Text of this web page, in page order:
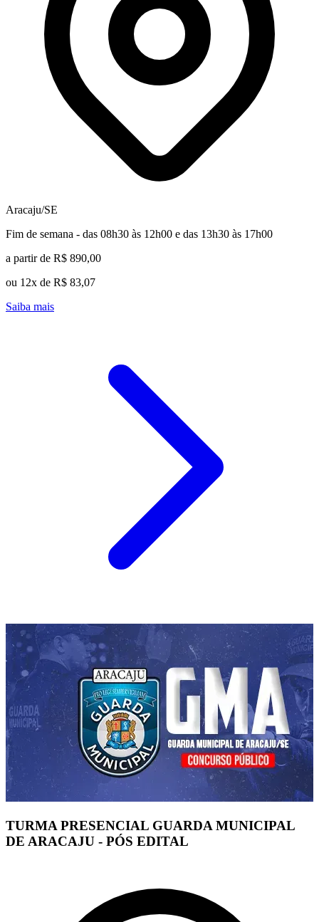
Aracaju/SE
Fim de semana - das 08h30 às 12h00 e das 13h30 às 17h00
a partir de R$ 890,00
ou 12x de R$ 83,07
Saiba mais
TURMA PRESENCIAL GUARDA MUNICIPAL
DE ARACAJU - PÓS EDITAL